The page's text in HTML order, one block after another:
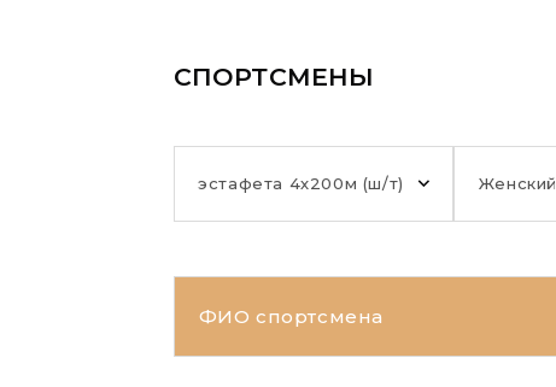
СПОРТСМЕНЫ
эстафета 4х200м (ш/т) Женский
ФИО спортсмена